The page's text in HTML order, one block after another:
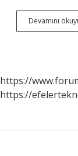
Devamını
https://
https://